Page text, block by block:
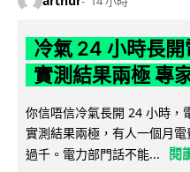
冷氣 24 小時長
實測結果兩極 專
你信唔信冷氣長開 24 小時，
實測結果兩極，有人一個月
過千。電力部門話不能...
閱